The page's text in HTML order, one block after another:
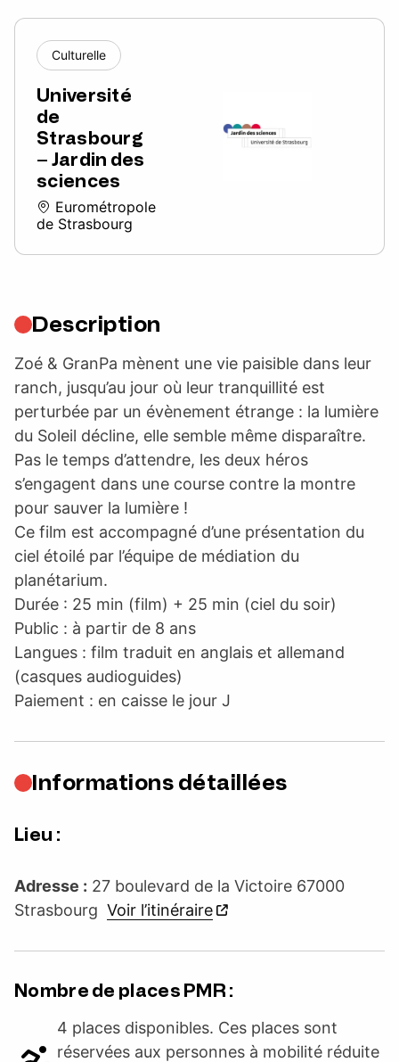
Culturelle
Université
de
Strasbourg
– Jardin des
sciences
Eurométropole
de Strasbourg
Description
Zoé & GranPa mènent une vie paisible dans leur
ranch, jusqu’au jour où leur tranquillité est
perturbée par un évènement étrange : la lumière
du Soleil décline, elle semble même disparaître.
Pas le temps d’attendre, les deux héros
s’engagent dans une course contre la montre
pour sauver la lumière !
Ce film est accompagné d’une présentation du
ciel étoilé par l’équipe de médiation du
planétarium.
Durée : 25 min (film) + 25 min (ciel du soir)
Public : à partir de 8 ans
Langues : film traduit en anglais et allemand
(casques audioguides)
Paiement : en caisse le jour J
Informations détaillées
Lieu :
Adresse : 27 boulevard de la Victoire 67000
Strasbourg Voir l’itinéraire
Nombre de places PMR :
4 places disponibles. Ces places sont
réservées aux personnes à mobilité réduite